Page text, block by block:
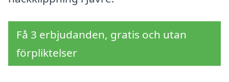
Få 3 erbjudanden, gratis och utan
förpliktelser